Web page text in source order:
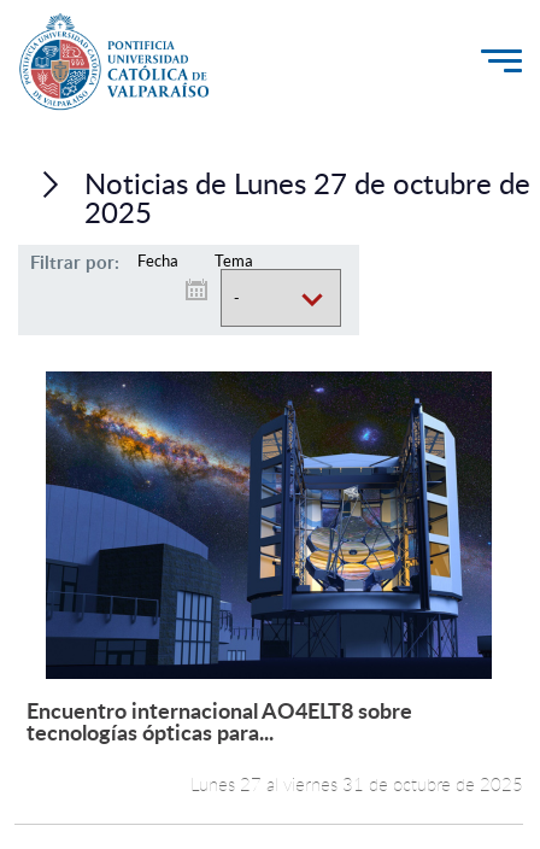
Investigación, Creación e Innovación
Vinculación con el Medio
Admisión
Pregrado
Postgrado
Formación Continua
Estudiantes
Académicos
Funcionarios
Alumni
Noticias de Lunes 27 de octubre de
2025
Filtrar por: Fecha Tema
Leer más +
Encuentro internacional AO4ELT8 sobre
tecnologías ópticas para...
Lunes 27 al viernes 31 de octubre de 2025